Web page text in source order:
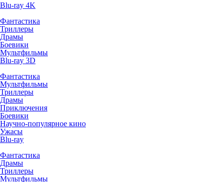
Blu-ray 4K
Фантастика
Триллеры
Драмы
Боевики
Мультфильмы
Blu-ray 3D
Фантастика
Мультфильмы
Триллеры
Драмы
Приключения
Боевики
Научно-популярное кино
Ужасы
Blu-ray
Фантастика
Драмы
Триллеры
Мультфильмы